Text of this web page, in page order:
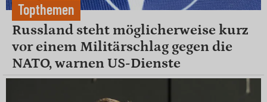
Topthemen
Russland steht möglicherweise kurz
vor einem Militärschlag gegen die
NATO, warnen US-Dienste